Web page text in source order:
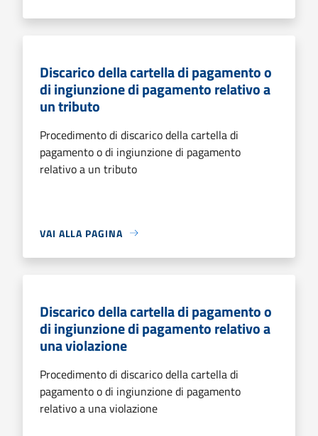
Discarico della cartella di pagamento o
di ingiunzione di pagamento relativo a
un tributo
Procedimento di discarico della cartella di
pagamento o di ingiunzione di pagamento
relativo a un tributo
VAI ALLA PAGINA
Discarico della cartella di pagamento o
di ingiunzione di pagamento relativo a
una violazione
Procedimento di discarico della cartella di
pagamento o di ingiunzione di pagamento
relativo a una violazione